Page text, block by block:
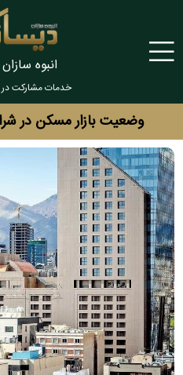
انبوه
خدمات مشارکت
وضعیت بازار مسکن در